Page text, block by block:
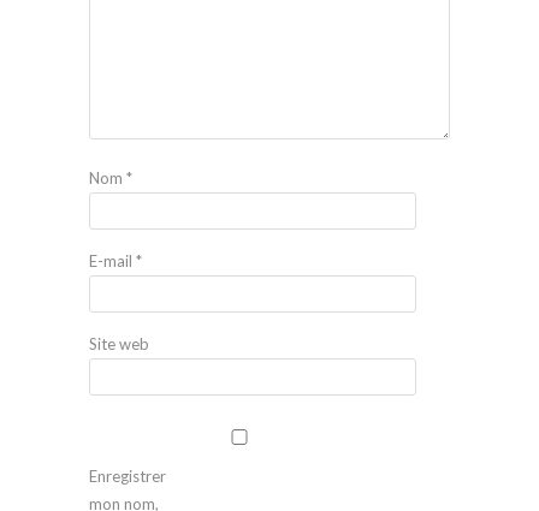
Nom *
E-mail *
Site web
Enregistrer
mon nom,